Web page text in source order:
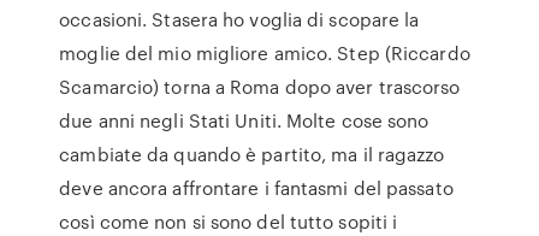
occasioni. Stasera ho voglia di scopare la
moglie del mio migliore amico. Step (Riccardo
Scamarcio) torna a Roma dopo aver trascorso
due anni negli Stati Uniti. Molte cose sono
cambiate da quando è partito, ma il ragazzo
deve ancora affrontare i fantasmi del passato
così come non si sono del tutto sopiti i